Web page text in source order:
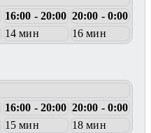
16:00 - 20:00 20:00 - 0:00
14 мин 16 мин
16:00 - 20:00 20:00 - 0:00
15 мин
18 мин